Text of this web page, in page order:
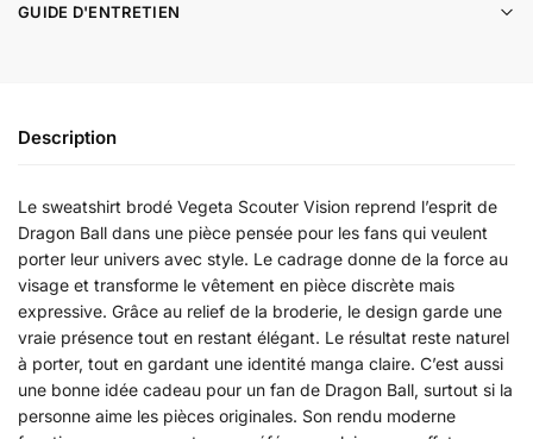
GUIDE D'ENTRETIEN
Description
Le sweatshirt brodé Vegeta Scouter Vision reprend l’esprit de
Dragon Ball dans une pièce pensée pour les fans qui veulent
porter leur univers avec style. Le cadrage donne de la force au
visage et transforme le vêtement en pièce discrète mais
expressive. Grâce au relief de la broderie, le design garde une
vraie présence tout en restant élégant. Le résultat reste naturel
à porter, tout en gardant une identité manga claire. C’est aussi
une bonne idée cadeau pour un fan de Dragon Ball, surtout si la
personne aime les pièces originales. Son rendu moderne